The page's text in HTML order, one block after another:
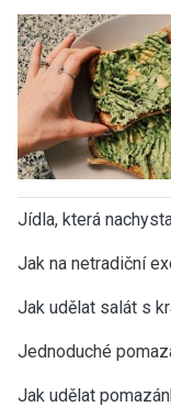
Jídla, která
Jak na netradiční
Jak udělat salát s
Jednoduché
Jak udělat